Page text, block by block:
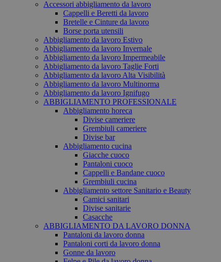
Accessori abbigliamento da lavoro
Cappelli e Beretti da lavoro
Bretelle e Cinture da lavoro
Borse porta utensili
Abbigliamento da lavoro Estivo
Abbigliamento da lavoro Invernale
Abbigliamento da lavoro Impermeabile
Abbigliamento da lavoro Taglie Forti
Abbigliamento da lavoro Alta Visibilità
Abbigliamento da lavoro Multinorma
Abbigliamento da lavoro Ignifugo
ABBIGLIAMENTO PROFESSIONALE
Abbigliamento horeca
Divise cameriere
Grembiuli cameriere
Divise bar
Abbigliamento cucina
Giacche cuoco
Pantaloni cuoco
Cappelli e Bandane cuoco
Grembiuli cucina
Abbigliamento settore Sanitario e Beauty
Camici sanitari
Divise sanitarie
Casacche
ABBIGLIAMENTO DA LAVORO DONNA
Pantaloni da lavoro donna
Pantaloni corti da lavoro donna
Gonne da lavoro